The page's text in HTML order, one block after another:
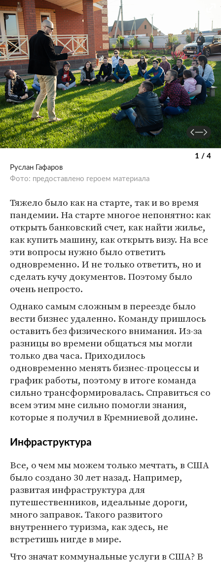
1 / 4
Руслан Гафаров
Фото: предоставлено героем материала
Тяжело было как на старте, так и во время
пандемии. На старте многое непонятно: как
открыть банковский счет, как найти жилье,
как купить машину, как открыть визу. На все
эти вопросы нужно было ответить
одновременно. И не только ответить, но и
сделать кучу документов. Поэтому было
очень непросто.
Однако самым сложным в переезде было
вести бизнес удаленно. Команду пришлось
оставить без физического внимания. Из-за
разницы во времени общаться мы могли
только два часа. Приходилось
одновременно менять бизнес-процессы и
график работы, поэтому в итоге команда
сильно трансформировалась. Справиться со
всем этим мне сильно помогли знания,
которые я получил в Кремниевой долине.
Инфраструктура
Все, о чем мы можем только мечтать, в США
было создано 30 лет назад. Например,
развитая инфраструктура для
путешественников, идеальные дороги,
много заправок. Такого развитого
внутреннего туризма, как здесь, не
встретишь нигде в мире.
Что значат коммунальные услуги в США? В